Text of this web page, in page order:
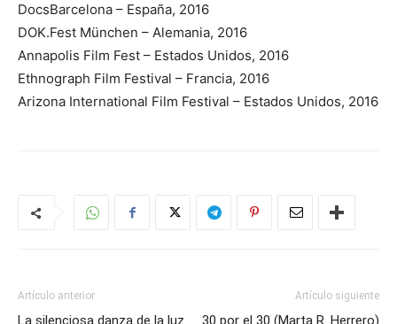
DocsBarcelona – España, 2016
DOK.Fest München – Alemania, 2016
Annapolis Film Fest – Estados Unidos, 2016
Ethnograph Film Festival – Francia, 2016
Arizona International Film Festival – Estados Unidos, 2016
Artículo anterior
La silenciosa danza de la luz
Artículo siguiente
30 por el 30 (Marta R. Herrero)